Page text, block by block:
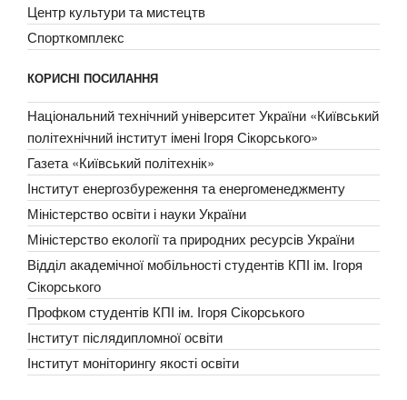
Центр культури та мистецтв
Спорткомплекс
КОРИСНІ ПОСИЛАННЯ
Національний технічний університет України «Київський
політехнічний інститут імені Ігоря Сікорського»
Газета «Київський політехнік»
Інститут енергозбуреження та енергоменеджменту
Міністерство освіти і науки України
Міністерство екології та природних ресурсів України
Відділ академічної мобільності студентів КПІ ім. Ігоря
Сікорського
Профком студентів КПІ ім. Ігоря Сікорського
Інститут післядипломної освіти
Інститут моніторингу якості освіти